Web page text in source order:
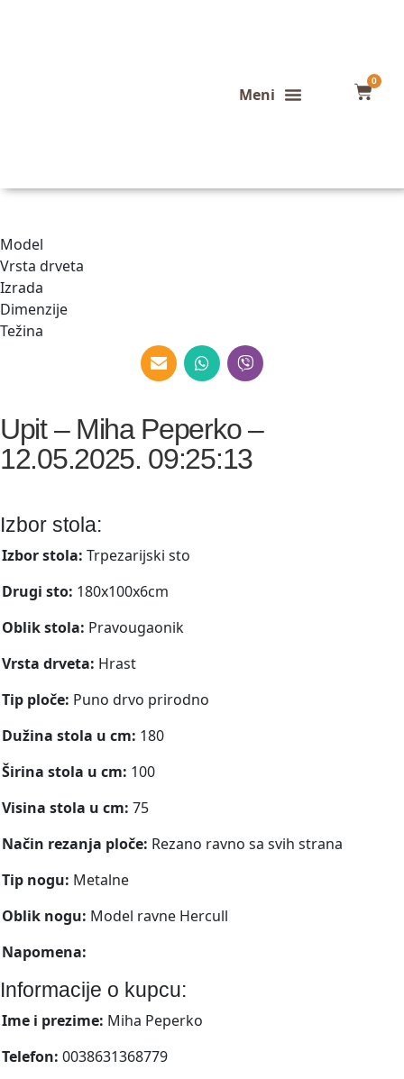
0
Model
Vrsta drveta
Izrada
Dimenzije
Težina
Upit – Miha Peperko –
12.05.2025. 09:25:13
Izbor stola:
Izbor stola: Trpezarijski sto
Drugi sto: 180x100x6cm
Oblik stola: Pravougaonik
Vrsta drveta: Hrast
Tip ploče: Puno drvo prirodno
Dužina stola u cm: 180
Širina stola u cm: 100
Visina stola u cm: 75
Način rezanja ploče: Rezano ravno sa svih strana
Tip nogu: Metalne
Oblik nogu: Model ravne Hercull
Napomena:
Informacije o kupcu:
Ime i prezime: Miha Peperko
Telefon: 0038631368779